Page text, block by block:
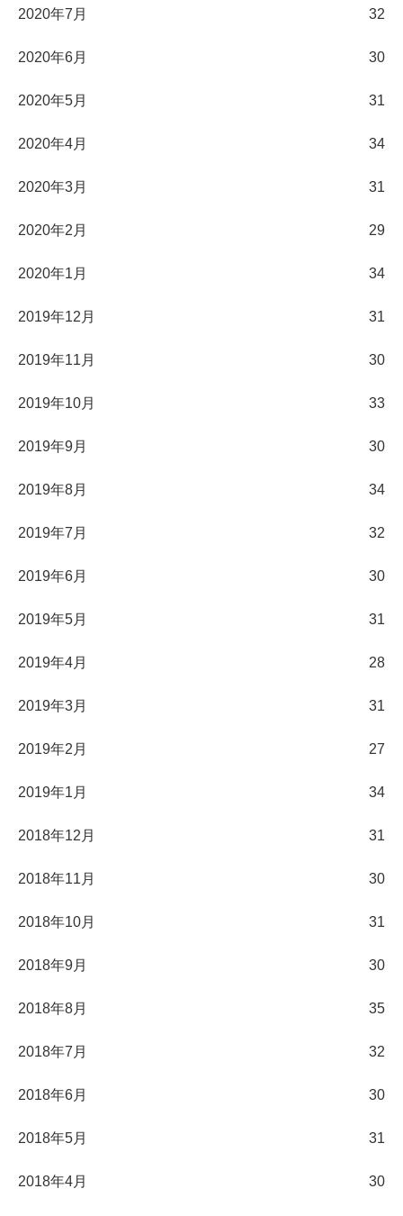
2020年7月 32
2020年6月 30
2020年5月 31
2020年4月 34
2020年3月 31
2020年2月 29
2020年1月 34
2019年12月 31
2019年11月 30
2019年10月 33
2019年9月 30
2019年8月 34
2019年7月 32
2019年6月 30
2019年5月 31
2019年4月 28
2019年3月 31
2019年2月 27
2019年1月 34
2018年12月 31
2018年11月 30
2018年10月 31
2018年9月 30
2018年8月 35
2018年7月 32
2018年6月 30
2018年5月 31
2018年4月 30